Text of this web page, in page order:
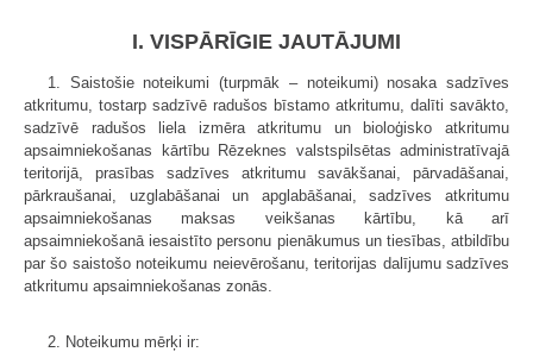
I. VISPĀRĪGIE JAUTĀJUMI
1. Saistošie noteikumi (turpmāk – noteikumi) nosaka sadzīves
atkritumu, tostarp sadzīvē radušos bīstamo atkritumu, dalīti savākto,
sadzīvē radušos liela izmēra atkritumu un bioloģisko atkritumu
apsaimniekošanas kārtību Rēzeknes valstspilsētas administratīvajā
teritorijā, prasības sadzīves atkritumu savākšanai, pārvadāšanai,
pārkraušanai, uzglabāšanai un apglabāšanai, sadzīves atkritumu
apsaimniekošanas maksas veikšanas kārtību, kā arī
apsaimniekošanā iesaistīto personu pienākumus un tiesības, atbildību
par šo saistošo noteikumu neievērošanu, teritorijas dalījumu sadzīves
atkritumu apsaimniekošanas zonās.
2. Noteikumu mērķi ir: